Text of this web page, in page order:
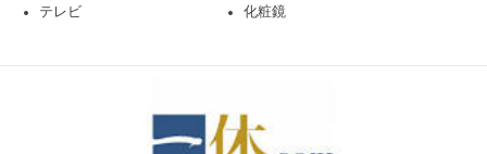
テレビ
化粧鏡